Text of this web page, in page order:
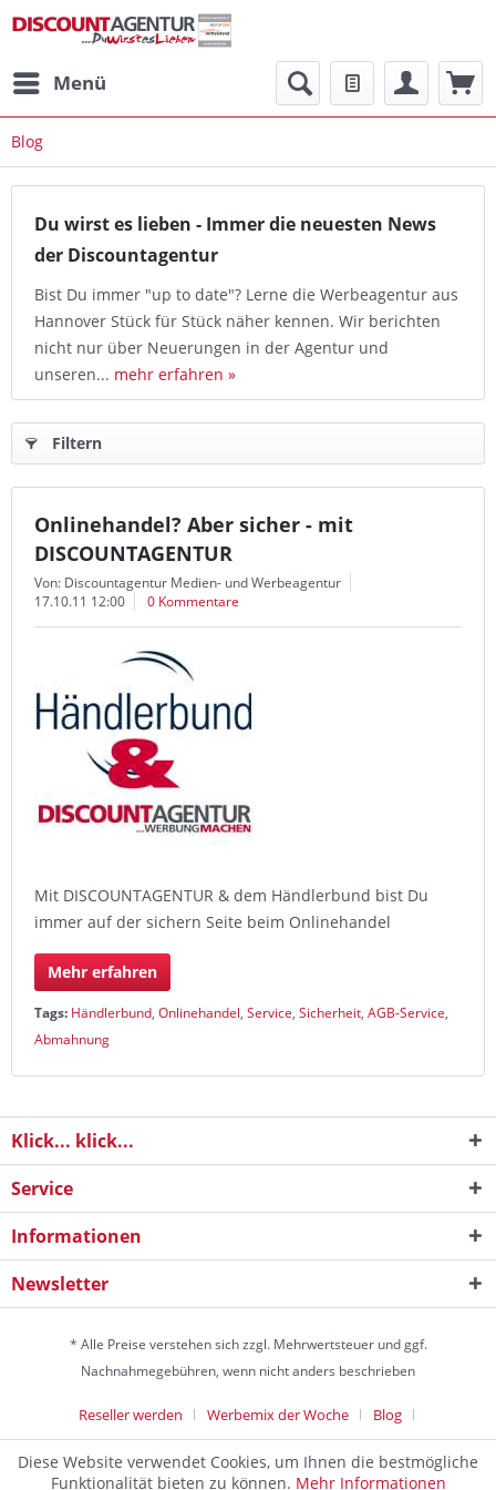
Menü
Blog
Du wirst es lieben - Immer die neuesten News
der Discountagentur
Bist Du immer "up to date"? Lerne die Werbeagentur aus
Hannover Stück für Stück näher kennen. Wir berichten
nicht nur über Neuerungen in der Agentur und
unseren... mehr erfahren »
Filtern
Onlinehandel? Aber sicher - mit
DISCOUNTAGENTUR
Von: Discountagentur Medien- und Werbeagentur
17.10.11 12:00
0 Kommentare
Mit DISCOUNTAGENTUR & dem Händlerbund bist Du
immer auf der sichern Seite beim Onlinehandel
Mehr erfahren
Tags: Händlerbund, Onlinehandel, Service, Sicherheit, AGB-Service,
Abmahnung
Klick... klick...
Service
Informationen
Newsletter
* Alle Preise verstehen sich zzgl. Mehrwertsteuer und ggf.
Nachnahmegebühren, wenn nicht anders beschrieben
Reseller werden Werbemix der Woche
Blog
Die Werbeagentur
Discountagentur Medien- & Werbeagentur aus Helmstedt Copyright
Diese Website verwendet Cookies, um Ihnen die bestmögliche
Funktionalität bieten zu können. Mehr Informationen